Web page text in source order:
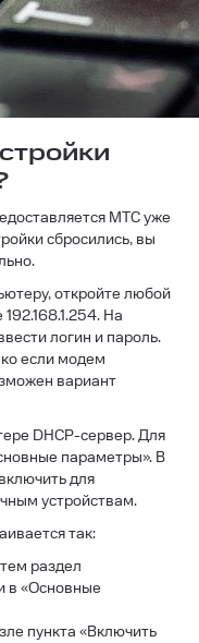
МТС уже
сбросились, вы
откройте любой
На
логин и пароль.
если модем
вариант
DHCP-сервер. Для
параметры». В
для
устройствам.
так:
раздел
в «Основные
пункта «Включить